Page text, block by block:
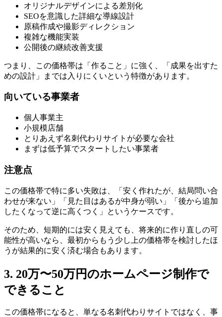
オリジナルデザインによる差別化
SEOを意識した詳細な導線設計
原稿作成や撮影ディレクション
複雑な機能実装
公開後の継続改善支援
つまり、この価格帯は「作ること」に強く、「成果を出すた
めの設計」までは入りにくいという特徴があります。
向いている事業者
個人事業主
小規模店舗
とりあえず名刺代わりサイトが必要な会社
まずは低予算でスタートしたい事業者
注意点
この価格帯で特に多い失敗は、「安く作れたが、結局問い合
わせが来ない」「見た目はあるが中身が弱い」「後から追加
したくなって逆に高くつく」というケースです。
そのため、短期的には安く見えても、将来的に作り直しの可
能性が高いなら、最初からもう少し上の価格帯を検討したほ
うが結果的に安く済む場合もあります。
3. 20万〜50万円のホームページ制作で
できること
この価格帯になると、単なる名刺代わりサイトではなく、事